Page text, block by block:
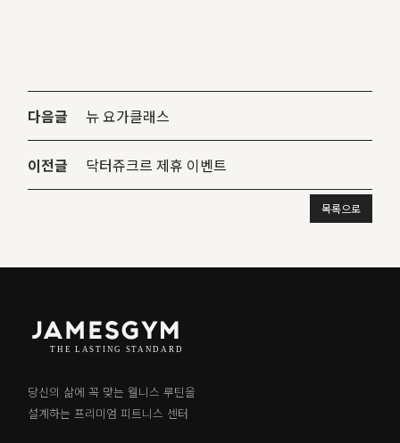
다음글 뉴 요가클래스
이전글 닥터쥬크르 제휴 이벤트
목록으로
당신의 삶에 꼭 맞는 웰니스 루틴을
설계하는 프리미엄 피트니스 센터